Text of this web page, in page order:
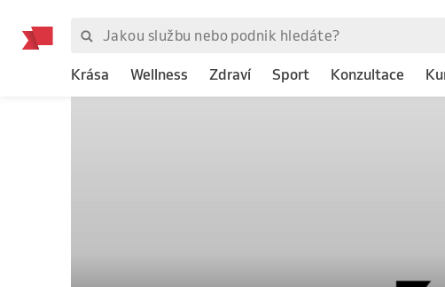
Krása Wellness Zdraví Sport Konzultace